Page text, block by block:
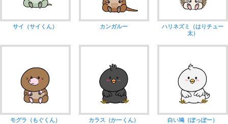
サイ（サイくん） カンガルー
ハリネズミ（はりチュー
太）
モグラ（もぐくん） カラス（かーくん） 白い鳩（ぽっぽー）